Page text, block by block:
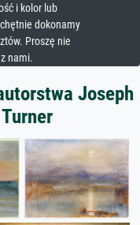
i kolor lub
dokonamy
Proszę nie
nami.
Joseph